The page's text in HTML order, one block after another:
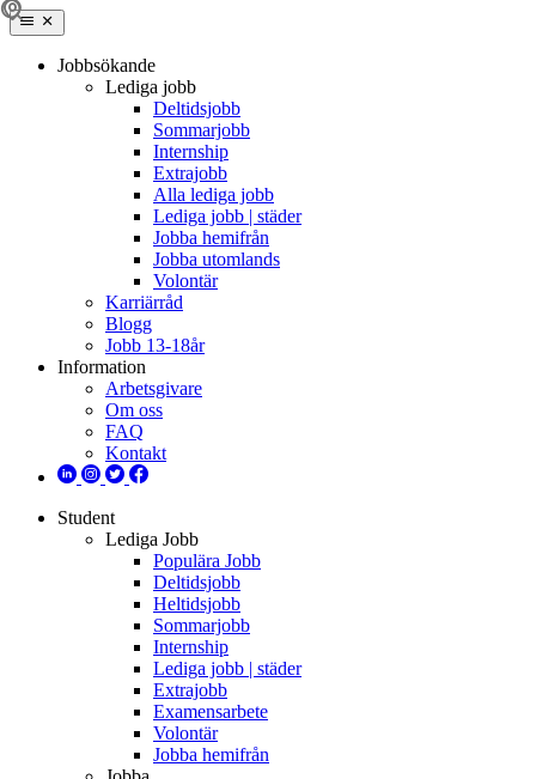
Jobbsökande
Lediga jobb
Deltidsjobb
Sommarjobb
Internship
Extrajobb
Alla lediga jobb
Lediga jobb | städer
Jobba hemifrån
Jobba utomlands
Volontär
Karriärråd
Blogg
Jobb 13-18år
Information
Arbetsgivare
Om oss
FAQ
Kontakt
Student
Lediga Jobb
Populära Jobb
Deltidsjobb
Heltidsjobb
Sommarjobb
Internship
Lediga jobb | städer
Extrajobb
Examensarbete
Volontär
Jobba hemifrån